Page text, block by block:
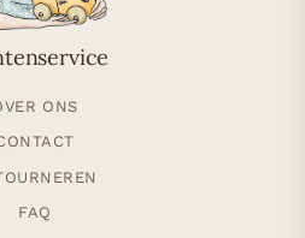
ONS
FAQ